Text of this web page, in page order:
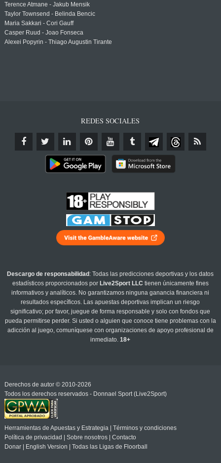
Terence Atmane - Jakub Mensik
Taylor Townsend - Belinda Bencic
Maria Sakkari - Cori Gauff
Casper Ruud - Joao Fonseca
Alexei Popyrin - Thiago Augustin Tirante
REDES SOCIALES
Descargo de responsabilidad : Todas las predicciones deportivas y los datos
estadísticos proporcionados por Live2Sport LLC tienen únicamente fines
informativos y analíticos. No garantizamos ninguna ganancia financiera ni
resultados específicos. Las apuestas deportivas implican un riesgo
significativo; por favor, juegue de forma responsable y solo con fondos que
pueda permitirse perder. Si usted o alguien que conoce tiene problemas con la
adicción al juego, comuníquese con organizaciones de apoyo profesional de
inmediato.18+
Derechos de autor © 2010-2026
Todos los derechos reservados - Donnael Sport (Live2Sport)
Herramientas de Apuestas y Estrategia| Términos y condiciones
Política de privacidad
Sobre nosotros| Contacto
Donar| English Version Todas las Ligas de Floorball